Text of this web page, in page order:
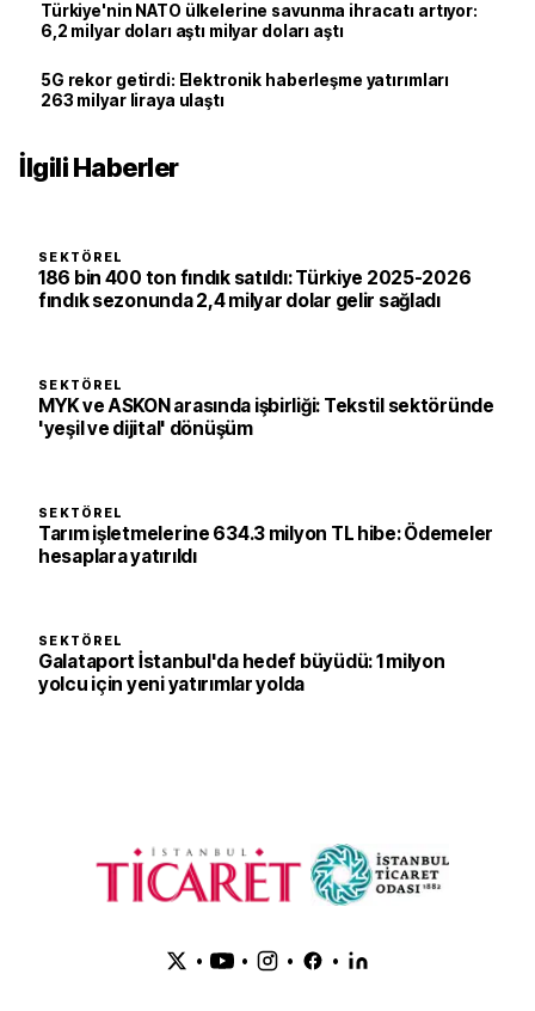
Türkiye'nin NATO ülkelerine savunma ihracatı artıyor:
6,2 milyar doları aştı milyar doları aştı
5G rekor getirdi: Elektronik haberleşme yatırımları
263 milyar liraya ulaştı
İlgili Haberler
SEKTÖREL
186 bin 400 ton fındık satıldı: Türkiye 2025-2026
fındık sezonunda 2,4 milyar dolar gelir sağladı
SEKTÖREL
MYK ve ASKON arasında işbirliği: Tekstil sektöründe
'yeşil ve dijital' dönüşüm
SEKTÖREL
Tarım işletmelerine 634.3 milyon TL hibe: Ödemeler
hesaplara yatırıldı
SEKTÖREL
Galataport İstanbul'da hedef büyüdü: 1 milyon
yolcu için yeni yatırımlar yolda
• • • •